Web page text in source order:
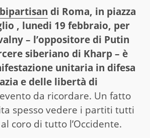
bipartisan di Roma, in piazza
, lunedi 19 febbraio, per
– l’oppositore di Putin
siberiano di Kharp – è
unitaria in difesa
e delle libertà di
da ricordare. Un fatto
spesso vedere i partiti tutti
coro di tutto l’Occidente.